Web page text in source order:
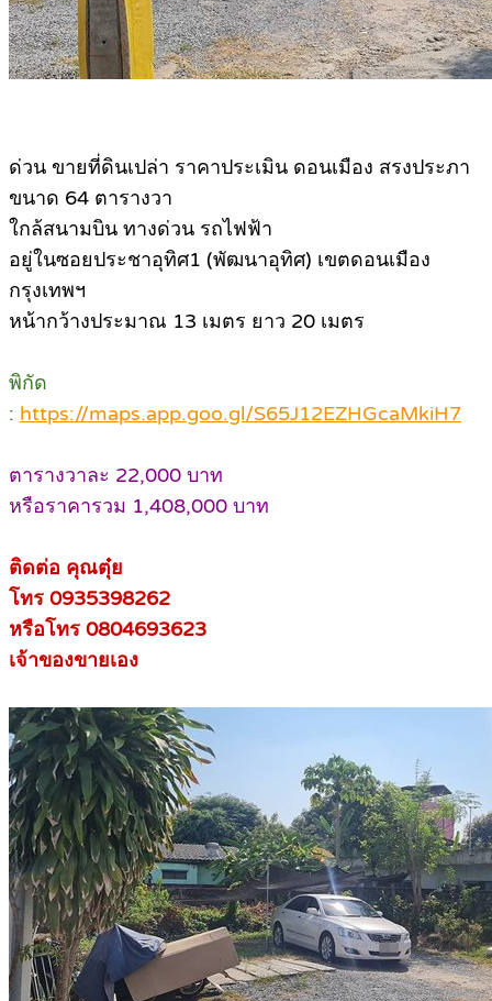
ด่วน ขายที่ดินเปล่า ราคาประเมิน ดอนเมือง สรงประภา
ขนาด 64 ตารางวา
ใกล้สนามบิน ทางด่วน รถไฟฟ้า
อยู่ในซอยประชาอุทิศ1 (พัฒนาอุทิศ) เขตดอนเมือง
กรุงเทพฯ
หน้ากว้างประมาณ 13 เมตร ยาว 20 เมตร
พิกัด
: https://maps.app.goo.gl/S65J12EZHGcaMkiH7
ตารางวาละ 22,000 บาท
หรือราคารวม 1,408,000 บาท
ติดต่อ คุณตุ๋ย
โทร 0935398262
หรือโทร 0804693623
เจ้าของขายเอง